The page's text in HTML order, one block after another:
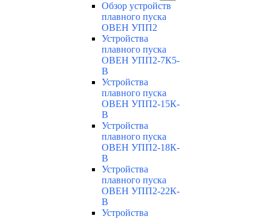
Обзор устройств
плавного пуска
ОВЕН УПП2
Устройства
плавного пуска
ОВЕН УПП2-7К5-
В
Устройства
плавного пуска
ОВЕН УПП2-15К-
В
Устройства
плавного пуска
ОВЕН УПП2-18К-
В
Устройства
плавного пуска
ОВЕН УПП2-22К-
В
Устройства